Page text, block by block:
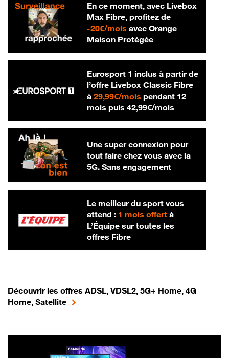
En ce moment, avec Livebox
Max Fibre, profitez de
-20€/mois20 € par mois
avec Orange
Maison Protégée
Eurosport 1 inclus à partir de
l’offre Livebox Classic Fibre
à 29,99€/mois29,99 € par mois
pendant 12
mois puis 42,99€/mois42,99 € par
Une super connexion pour
tout faire chez vous avec la
5G. Sans engagement
Le meilleur du sport vous
attend : 1 mois offertà
L’Équipe sur toutes les
offres Fibre
Découvrir les offres ADSL, VDSL2, 5G+ Home, 4G
Home, Satellite